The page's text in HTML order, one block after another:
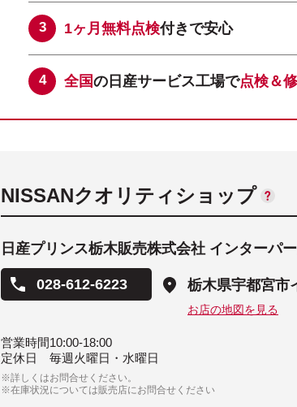
1ヶ月無料点検付きで安心
全国の日産サービス工場で点検＆
NISSANクオリティショップ
日産プリンス栃木販売株式会社 インターパ
028-612-6223 栃木県宇都宮市
お店の地図を見る
営業時間10:00-18:00
定休日
毎週火曜日・水曜日
※詳しくはお問合せください。
※在庫状況については販売店にお問合せください